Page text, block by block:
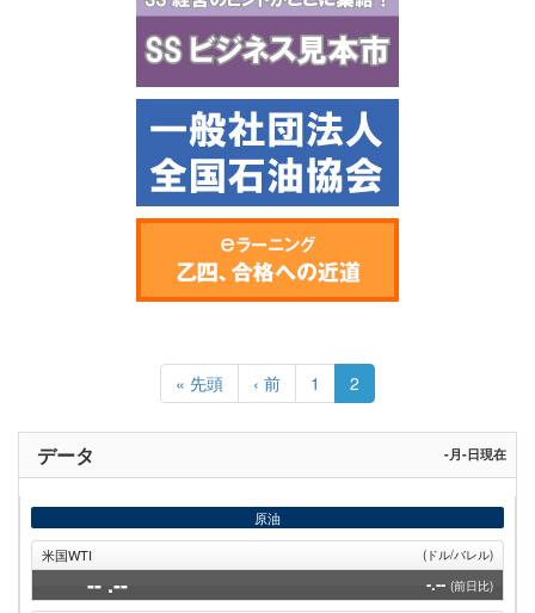
送
り
先
頭
ペ
ジ
« 先頭
前
ペ
ー
‹ 前 Page
1
カ
レ
ン
ペ
2
データ -月-日現在
原油
米国WTI
(ドル/バレル)
-- .-- -.-- (前日比)